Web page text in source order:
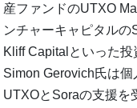
産ファンドのUTXO
ンチャーキャピタル
Kliff Capitalといった
Simon Gerovich氏は個
UTXOとSoraの支援を